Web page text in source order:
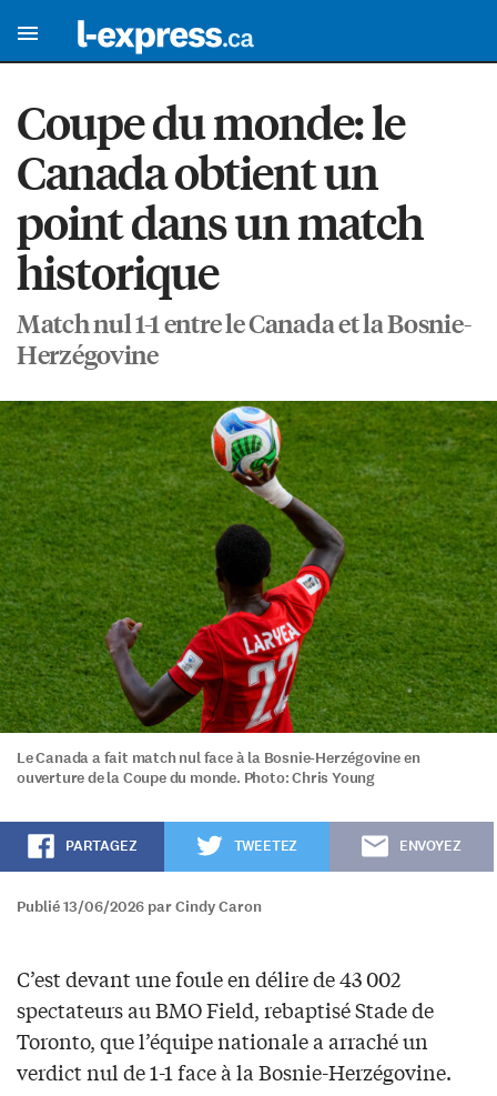
Coupe du monde: le
Canada obtient un
point dans un match
historique
Match nul 1-1 entre le Canada et la Bosnie-
Herzégovine
Le Canada a fait match nul face à la Bosnie-Herzégovine en
ouverture de la Coupe du monde. Photo: Chris Young
PARTAGEZ TWEETEZ ENVOYEZ
Publié 13/06/2026 par Cindy Caron
C’est devant une foule en délire de 43 002
spectateurs au BMO Field, rebaptisé Stade de
Toronto, que l’équipe nationale a arraché un
verdict nul de 1-1 face à la Bosnie-Herzégovine.